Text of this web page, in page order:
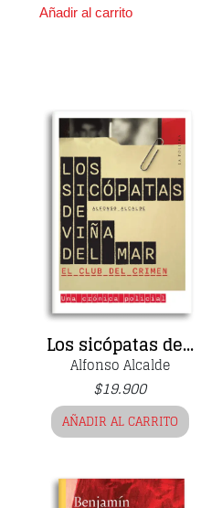
Añadir al carrito
Los sicópatas de...
$19.900
Alfonso Alcalde
AÑADIR AL CARRITO